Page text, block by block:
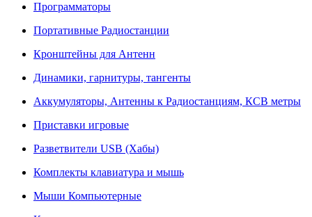
Программаторы
Портативные Радиостанции
Кронштейны для Антенн
Динамики, гарнитуры, тангенты
Аккумуляторы, Антенны к Радиостанциям, КСВ метры
Приставки игровые
Разветвители USB (Хабы)
Комплекты клавиатура и мышь
Мыши Компьютерные